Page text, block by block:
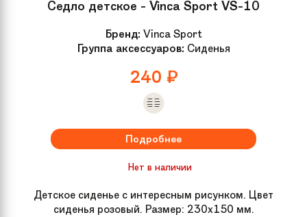
Седло детское - Vinca Sport VS-10
Бренд: Vinca Sport
Группа аксессуаров: Сиденья
240 ₽
Подробнее
Нет в наличии
Детское сиденье с интересным рисунком. Цвет
сиденья розовый. Размер: 230x150 мм.